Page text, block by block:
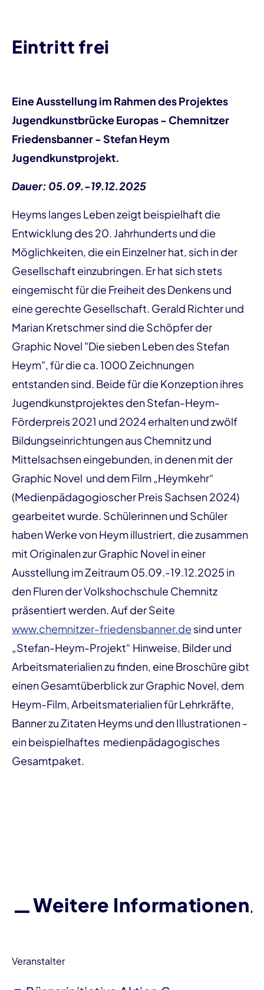
Eintritt frei
Eine Ausstellung im Rahmen des Projektes
Jugendkunstbrücke Europas - Chemnitzer
Friedensbanner - Stefan Heym
Jugendkunstprojekt.
Dauer: 05.09.-19.12.2025
Heyms langes Leben zeigt beispielhaft die
Entwicklung des 20. Jahrhunderts und die
Möglichkeiten, die ein Einzelner hat, sich in der
Gesellschaft einzubringen. Er hat sich stets
eingemischt für die Freiheit des Denkens und
eine gerechte Gesellschaft. Gerald Richter und
Marian Kretschmer sind die Schöpfer der
Graphic Novel "Die sieben Leben des Stefan
Heym", für die ca. 1000 Zeichnungen
entstanden sind. Beide für die Konzeption ihres
Jugendkunstprojektes den Stefan-Heym-
Förderpreis 2021 und 2024 erhalten und zwölf
Bildungseinrichtungen aus Chemnitz und
Mittelsachsen eingebunden, in denen mit der
Graphic Novel und dem Film „Heymkehr“
(Medienpädagogioscher Preis Sachsen 2024)
gearbeitet wurde. Schülerinnen und Schüler
haben Werke von Heym illustriert, die zusammen
mit Originalen zur Graphic Novel in einer
Ausstellung im Zeitraum 05.09.-19.12.2025 in
den Fluren der Volkshochschule Chemnitz
präsentiert werden. Auf der Seite
www.chemnitzer-friedensbanner.de sind unter
„Stefan-Heym-Projekt“ Hinweise, Bilder und
Arbeitsmaterialien zu finden, eine Broschüre gibt
einen Gesamtüberblick zur Graphic Novel, dem
Heym-Film, Arbeitsmaterialien für Lehrkräfte,
Banner zu Zitaten Heyms und den Illustrationen -
ein beispielhaftes medienpädagogisches
Gesamtpaket.
Weitere Informationen
Veranstalter